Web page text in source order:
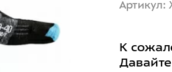
Артикул:
К